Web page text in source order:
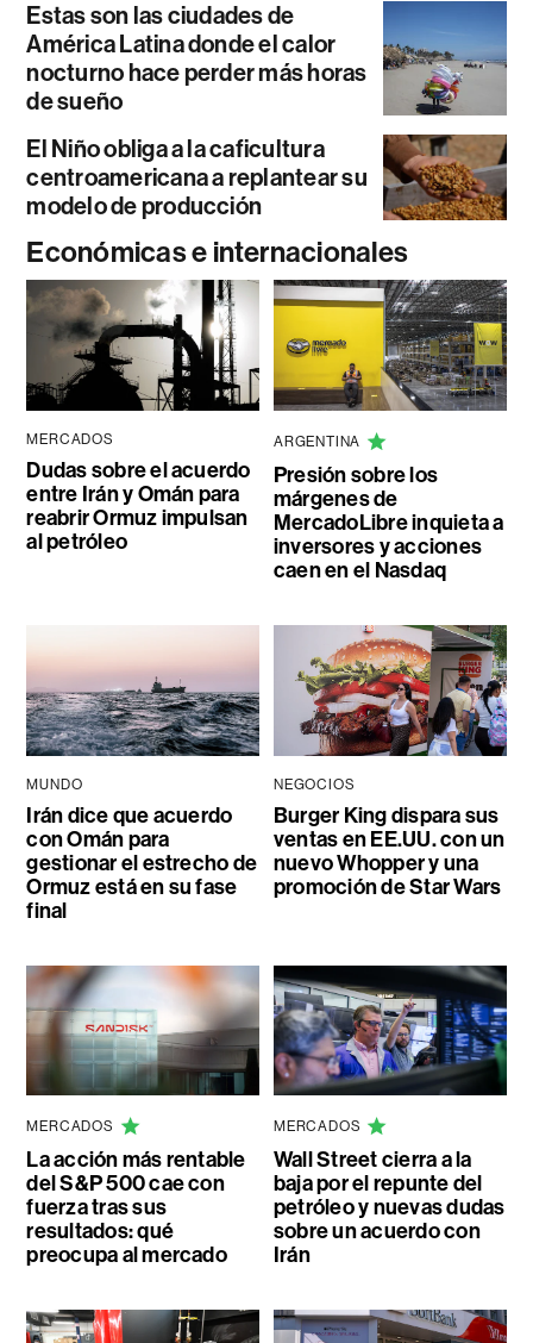
Estas son las ciudades de
América Latina donde el calor
nocturno hace perder más horas
de sueño
El Niño obliga a la caficultura
centroamericana a replantear su
modelo de producción
Económicas e internacionales
MERCADOS
Dudas sobre el acuerdo
entre Irán y Omán para
reabrir Ormuz impulsan
al petróleo
ARGENTINA
Presión sobre los
márgenes de
MercadoLibre inquieta a
inversores y acciones
caen en el Nasdaq
MUNDO
Irán dice que acuerdo
con Omán para
gestionar el estrecho de
Ormuz está en su fase
final
NEGOCIOS
Burger King dispara sus
ventas en EE.UU. con un
nuevo Whopper y una
promoción de Star Wars
MERCADOS
La acción más rentable
del S&P 500 cae con
fuerza tras sus
resultados: qué
preocupa al mercado
MERCADOS
Wall Street cierra a la
baja por el repunte del
petróleo y nuevas dudas
sobre un acuerdo con
Irán